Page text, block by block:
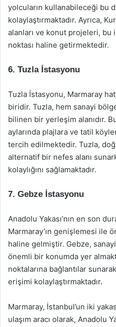
yolcuların kullanabileceği bu
kolaylaştırmaktadır. Ayrıca,
alanları ve konut projeleri, bu
noktası haline getirmektedir.
6. Tuzla İstasyonu
Tuzla İstasyonu, Marmaray
biridir. Tuzla, hem sanayi
bilinen bir yerleşim alanıdır.
aylarında plajlara ve tatil
tercih edilmektedir. Tuzla,
alternatif bir nefes alanı
kolaylığını sağlamaktadır.
7. Gebze İstasyonu
Anadolu Yakası’nın en son
Marmaray’ın genişlemesi ile
haline gelmiştir. Gebze,
önemli bir konumda yer
noktalarına bağlantılar
erişimi kolaylaştırmaktadır.
Marmaray, İstanbul’un iki
ulaşım aracı olarak, Anadolu